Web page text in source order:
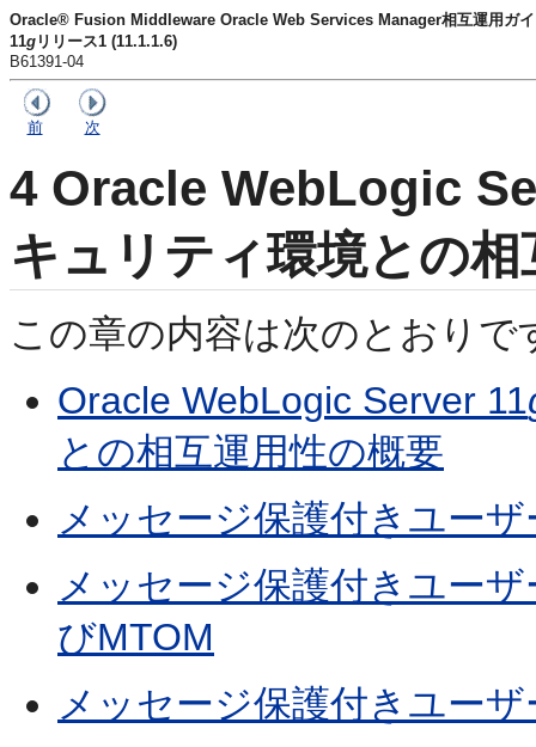
Oracle® Fusion Middleware Oracle Web Services Manager相互運用ガ
11g リリース1 (11.1.1.6)
B61391-04
前 次
4Oracle WebLogic
キュリティ環境との相
この章の内容は次のとおりで
Oracle WebLogic Server 11
との相互運用性の概要
メッセージ保護付きユー
メッセージ保護付きユー
びMTOM
メッセージ保護付きユー